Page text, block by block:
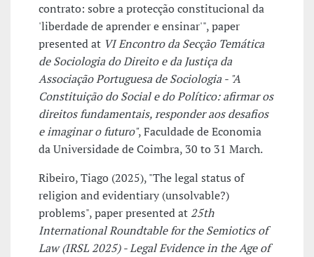
contrato: sobre a protecção constitucional da
'liberdade de aprender e ensinar'", paper
presented at VI Encontro da Secção Temática
de Sociologia do Direito e da Justiça da
Associação Portuguesa de Sociologia - "A
Constituição do Social e do Político: afirmar os
direitos fundamentais, responder aos desafios
e imaginar o futuro", Faculdade de Economia
da Universidade de Coimbra, 30 to 31 March.
Ribeiro, Tiago (2025), "The legal status of
religion and evidentiary (unsolvable?)
problems", paper presented at 25th
International Roundtable for the Semiotics of
Law (IRSL 2025) - Legal Evidence in the Age of